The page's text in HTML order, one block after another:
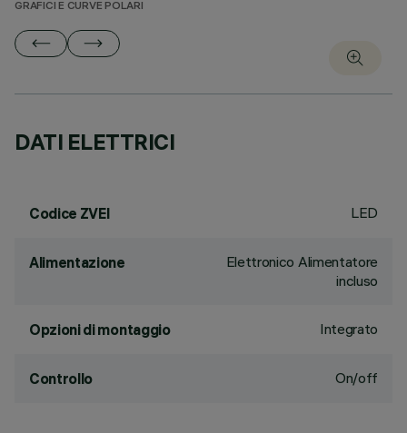
GRAFICI E CURVE POLARI
DATI ELETTRICI
Codice ZVEI LED
Alimentazione
Elettronico Alimentatore
incluso
Opzioni di montaggio Integrato
Controllo On/off